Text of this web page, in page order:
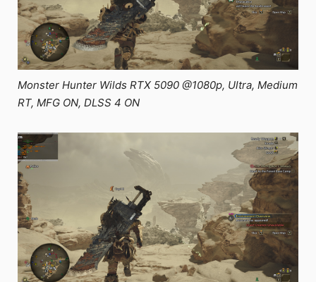
Monster Hunter Wilds RTX 5090 @1080p, Ultra, Medium
RT, MFG ON, DLSS 4 ON